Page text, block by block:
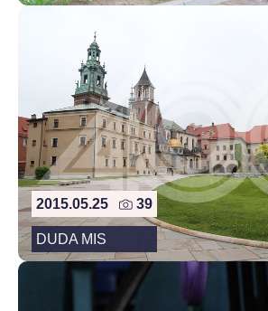
2015.05.25 39
DUDA MIS